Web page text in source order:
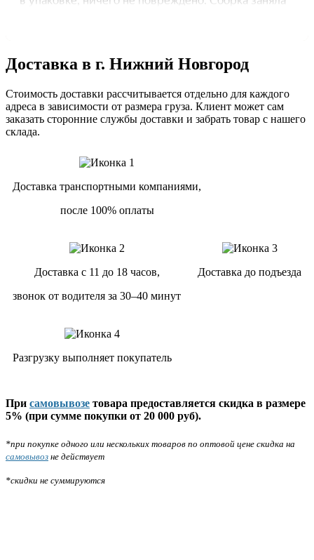
Доставка в г. Нижний Новгород
Стоимость доставки рассчитывается отдельно для каждого
адреса в зависимости от размера груза. Клиент может сам
заказать сторонние службы доставки и забрать товар с нашего
склада.
Доставка транспортными компаниями,
после 100% оплаты
Доставка с 11 до 18 часов,
звонок от водителя за 30–40 минут
Доставка до подъезда
Разгрузку выполняет покупатель
При самовывозе товара предоставляется скидка в размере
5% (при сумме покупки от 20 000 руб).
*при покупке одного или нескольких товаров по оптовой цене скидка на
самовывоз не действует
*скидки не суммируются